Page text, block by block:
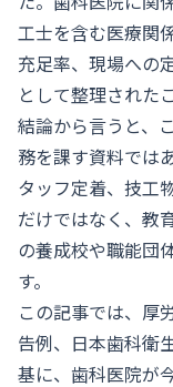
工士を含む医療関
充足率、現場への
として整理された
結論から言うと、
務を課す資料では
タッフ定着、技工
だけではなく、教
の養成校や職能団
す。
この記事では、厚
告例、日本歯科衛
基に、歯科医院が